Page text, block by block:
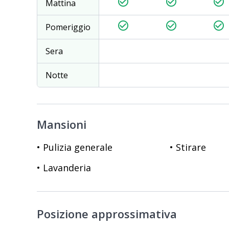
Mattina
Pomeriggio check_circle_outline check_circle_outline check_circle_outline
Sera
Notte
Mansioni
• Pulizia generale • Stirare
• Lavanderia
Posizione approssimativa